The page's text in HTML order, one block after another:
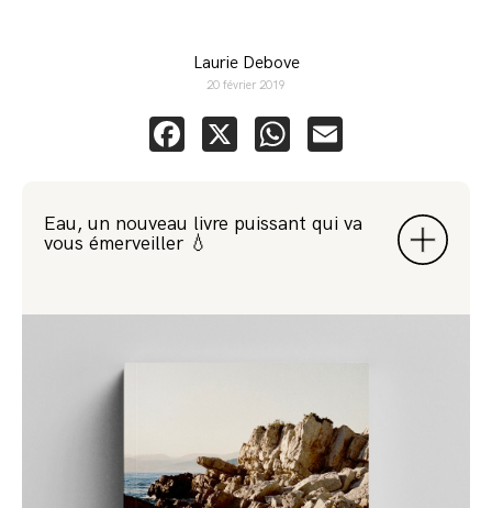
Laurie Debove
20 février 2019
Facebook
X WhatsApp
Eau, un nouveau livre puissant qui va
vous émerveiller 💧